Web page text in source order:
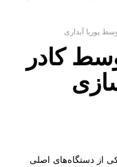
پوریا آبداری
کادر
از دستگاه‌های اصلی